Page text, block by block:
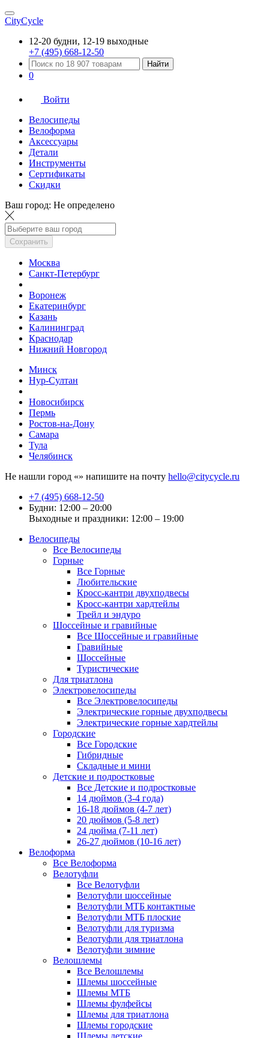
CityCycle
12-20 будни, 12-19 выходные
+7 (495) 668-12-50
Найти
0
Войти
Велосипеды
Велоформа
Аксессуары
Детали
Инструменты
Сертификаты
Скидки
Ваш город: Не определено
Сохранить
Москва
Санкт-Петербург
Воронеж
Екатеринбург
Казань
Калининград
Краснодар
Нижний Новгород
Минск
Нур-Султан
Новосибирск
Пермь
Ростов-на-Дону
Самара
Тула
Челябинск
Не нашли город «» напишите на почту hello@citycycle.ru
+7 (495) 668-12-50
Будни: 12:00 – 20:00
Выходные и праздники: 12:00 – 19:00
Велосипеды
Все Велосипеды
Горные
Все Горные
Любительские
Кросс-кантри двухподвесы
Кросс-кантри хардтейлы
Трейл и эндуро
Шоссейные и гравийные
Все Шоссейные и гравийные
Гравийные
Шоссейные
Туристические
Для триатлона
Электровелосипеды
Все Электровелосипеды
Электрические горные двухподвесы
Электрические горные хардтейлы
Городские
Все Городские
Гибридные
Складные и мини
Детские и подростковые
Все Детские и подростковые
14 дюймов (3-4 года)
16-18 дюймов (4-7 лет)
20 дюймов (5-8 лет)
24 дюйма (7-11 лет)
26-27 дюймов (10-16 лет)
Велоформа
Все Велоформа
Велотуфли
Все Велотуфли
Велотуфли шоссейные
Велотуфли МТБ контактные
Велотуфли МТБ плоские
Велотуфли для туризма
Велотуфли для триатлона
Велотуфли зимние
Велошлемы
Все Велошлемы
Шлемы шоссейные
Шлемы МТБ
Шлемы фулфейсы
Шлемы для триатлона
Шлемы городские
Шлемы детские